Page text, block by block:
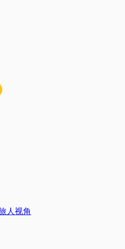
人视角